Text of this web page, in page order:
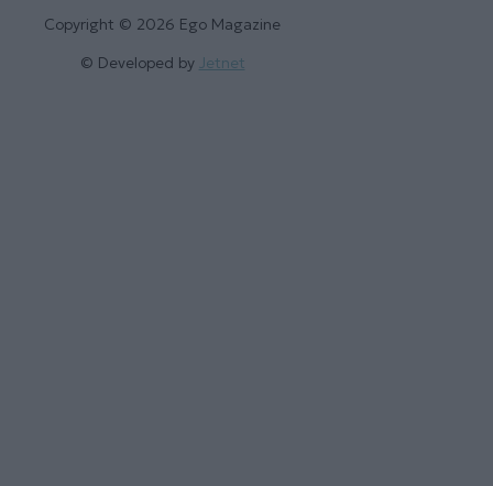
Copyright © 2026 Ego Magazine
© Developed by Jetnet